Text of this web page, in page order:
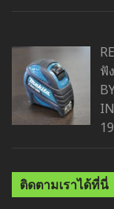
ฟั
IN
ติดตามเราได้ที่นี่